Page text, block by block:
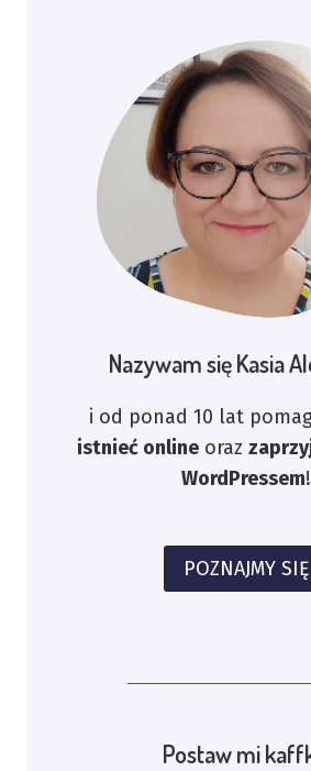
Nazywam się Kasia
i od ponad 10 lat
istnieć onlineoraz
WordPressem!
POZNAJMY SIĘ
Postaw mi